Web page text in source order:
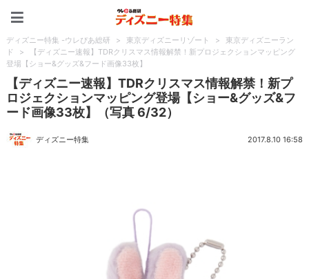
ディズニー特集 -ウレぴあ総研 > 東京ディズニーリゾート >
東京ディズニーラン
ド
>
【ディズニー速報】TDRクリスマス情報解禁！新プロジェクションマッピング
登場【ショー&グッズ&フード画像33枚】
【ディズニー速報】TDRクリスマス情報解禁！新プ
ロジェクションマッピング登場【ショー&グッズ&フ
ード画像33枚】（写真 6/32）
ディズニー特集 2017.8.10 16:58